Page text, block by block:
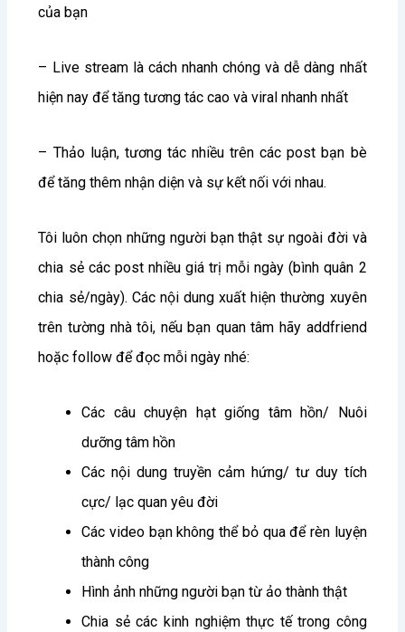
của bạn
– Live stream là cách nhanh chóng và dễ dàng nhất
hiện nay để tăng tương tác cao và viral nhanh nhất
– Thảo luận, tương tác nhiều trên các post bạn bè
để tăng thêm nhận diện và sự kết nối với nhau.
Tôi luôn chọn những người bạn thật sự ngoài đời và
chia sẻ các post nhiều giá trị mỗi ngày (bình quân 2
chia sẻ/ngày). Các nội dung xuất hiện thường xuyên
trên tường nhà tôi, nếu bạn quan tâm hãy addfriend
hoặc follow để đọc mỗi ngày nhé:
Các câu chuyện hạt giống tâm hồn/ Nuôi
dưỡng tâm hồn
Các nội dung truyền cảm hứng/ tư duy tích
cực/ lạc quan yêu đời
Các video bạn không thể bỏ qua để rèn luyện
thành công
Hình ảnh những người bạn từ ảo thành thật
Chia sẻ các kinh nghiệm thực tế trong công